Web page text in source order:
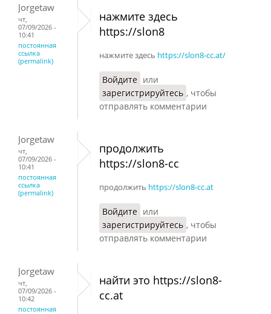
Jorgetaw
чт,
07/09/2026 -
10:41
постоянная
ссылка
(permalink)
нажмите здесь
https://slon8
нажмите здесь https://slon8-cc.at/
Войдите или
зарегистрируйтесь , чтобы
отправлять комментарии
Jorgetaw
чт,
07/09/2026 -
10:41
постоянная
ссылка
(permalink)
продолжить
https://slon8-cc
продолжить https://slon8-cc.at
Войдите или
зарегистрируйтесь , чтобы
отправлять комментарии
Jorgetaw
чт,
07/09/2026 -
10:42
постоянная
найти это https://slon8-
cc.at